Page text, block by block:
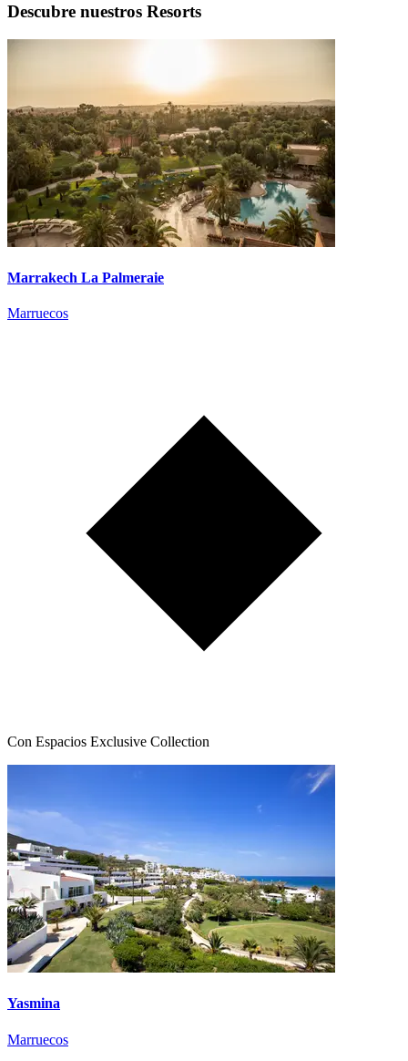
Descubre nuestros Resorts
Marrakech La Palmeraie
Marruecos
Con Espacios Exclusive Collection
Yasmina
Marruecos